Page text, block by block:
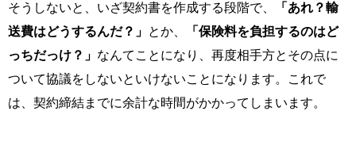
そうしないと、いざ契約書を作成する段階で、
「あれ？輸
送費はどうするんだ？」 とか、
「保険料を負担するのはど
っちだっけ？」 なんてことになり、再度相手方とその点に
ついて協議をしないといけないことになります。これで
は、契約締結までに余計な時間がかかってしまいます。